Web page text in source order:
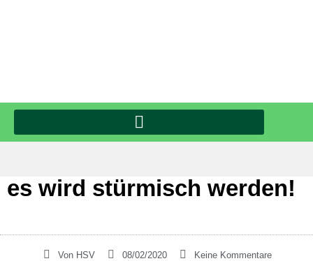
es wird stürmisch werden!
Von HSV 08/02/2020
Keine Kommentare